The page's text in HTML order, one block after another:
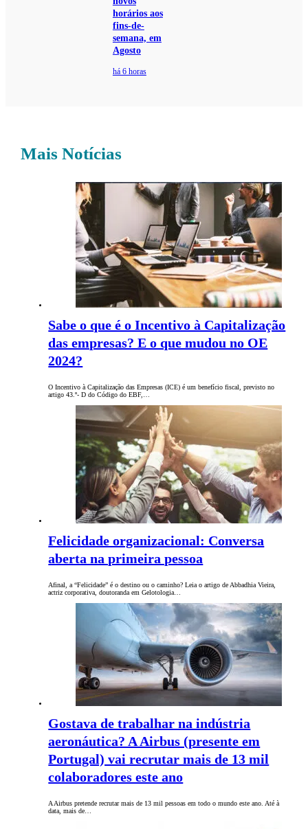
horários aos
fins-de-
semana, em
Agosto
há 6 horas
Mais Notícias
Sabe o que é o Incentivo à Capitalização
das empresas? E o que mudou no OE
2024?
O Incentivo à Capitalização das Empresas (ICE) é um benefício fiscal, previsto no
artigo 43.º- D do Código do EBF,…
Felicidade organizacional: Conversa
aberta na primeira pessoa
Afinal, a “Felicidade” é o destino ou o caminho? Leia o artigo de Abbadhia Vieira,
actriz corporativa, doutoranda em Gelotologia…
Gostava de trabalhar na indústria
aeronáutica? A Airbus (presente em
Portugal) vai recrutar mais de 13 mil
colaboradores este ano
A Airbus pretende recrutar mais de 13 mil pessoas em todo o mundo este ano. Até à
data, mais de…